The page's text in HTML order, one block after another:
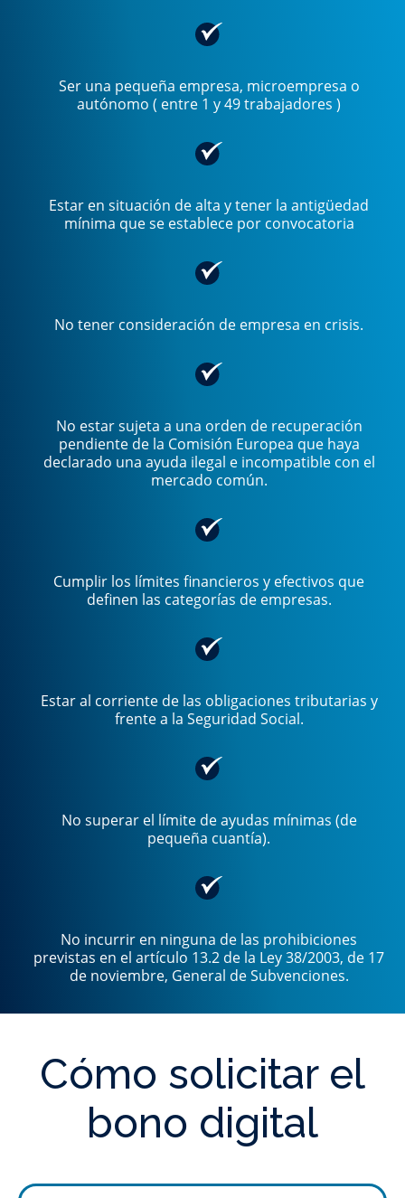
Ser una pequeña empresa, microempresa o
autónomo ( entre 1 y 49 trabajadores )
Estar en situación de alta y tener la antigüedad
mínima que se establece por convocatoria
No tener consideración de empresa en crisis.
No estar sujeta a una orden de recuperación
pendiente de la Comisión Europea que haya
declarado una ayuda ilegal e incompatible con el
mercado común.
Cumplir los límites financieros y efectivos que
definen las categorías de empresas.
Estar al corriente de las obligaciones tributarias y
frente a la Seguridad Social.
No superar el límite de ayudas mínimas (de
pequeña cuantía).
No incurrir en ninguna de las prohibiciones
previstas en el artículo 13.2 de la Ley 38/2003, de 17
de noviembre, General de Subvenciones.
Cómo solicitar el
bono digital